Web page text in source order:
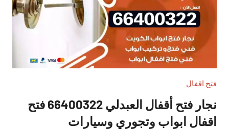
فتح اقفال
نجار فتح أقفال العبدلي 66400322 فتح
اقفال ابواب وتجوري وسيارات